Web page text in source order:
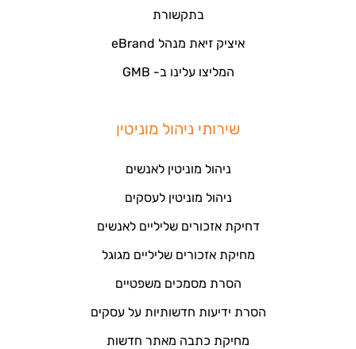
בתקשורת
איציק זיאת מנהל eBrand
המליצו עלינו ב- GMB
שירותי ניהול מוניטין
ניהול מוניטין לאנשים
ניהול מוניטין לעסקים
דחיקת אזכורים שליליים לאנשים
מחיקת אזכורים שליליים מגוגל
הסרת מסמכים משפטיים
הסרת ידיעות חדשותיות על עסקים
מחיקת כתבה מאתר חדשות